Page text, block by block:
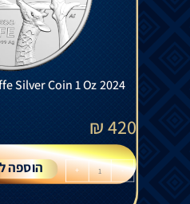
Silver Coin 1 Oz 2024
420
₪
-
+ הוספה